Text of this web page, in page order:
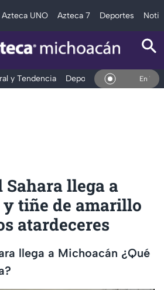
Azteca UNO Azteca 7 Deportes
y Tendencia Deportes Espectáculos
En Vivo
llega a
tiñe de amarillo
atardeceres
llega a Michoacán ¿Qué